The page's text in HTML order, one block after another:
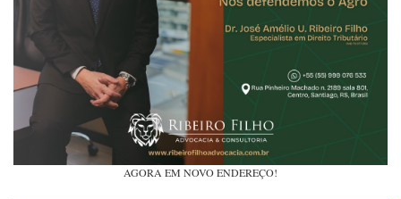
AGORA EM NOVO ENDEREÇO!